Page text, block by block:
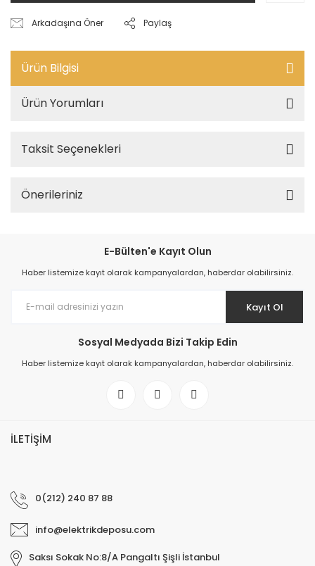
Arkadaşına Öner Paylaş
Ürün Bilgisi
Ürün Yorumları
Taksit Seçenekleri
Önerileriniz
E-Bülten'e Kayıt Olun
Haber listemize kayıt olarak kampanyalardan, haberdar olabilirsiniz.
Kayıt Ol
Sosyal Medyada Bizi Takip Edin
Haber listemize kayıt olarak kampanyalardan, haberdar olabilirsiniz.
İLETİŞİM
0(212) 240 87 88
info@elektrikdeposu.com
Saksı Sokak No:8/A Pangaltı Şişli İstanbul